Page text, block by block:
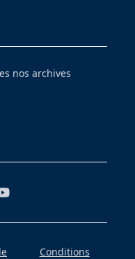
nos archives
Conditions